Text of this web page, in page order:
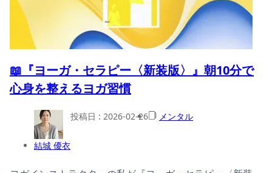
📖『ヨーガ・セラピー〈新装版〉』朝10分で
心身を整えるヨガ習慣
結城 優衣
投稿日 : 2026-02-26 メンタル